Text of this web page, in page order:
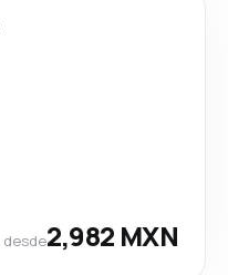
desde2,982 MXN